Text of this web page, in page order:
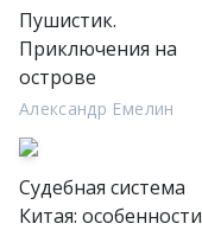
Пушистик.
Приключения на
острове
Александр Емелин
Судебная система
Китая: особенности